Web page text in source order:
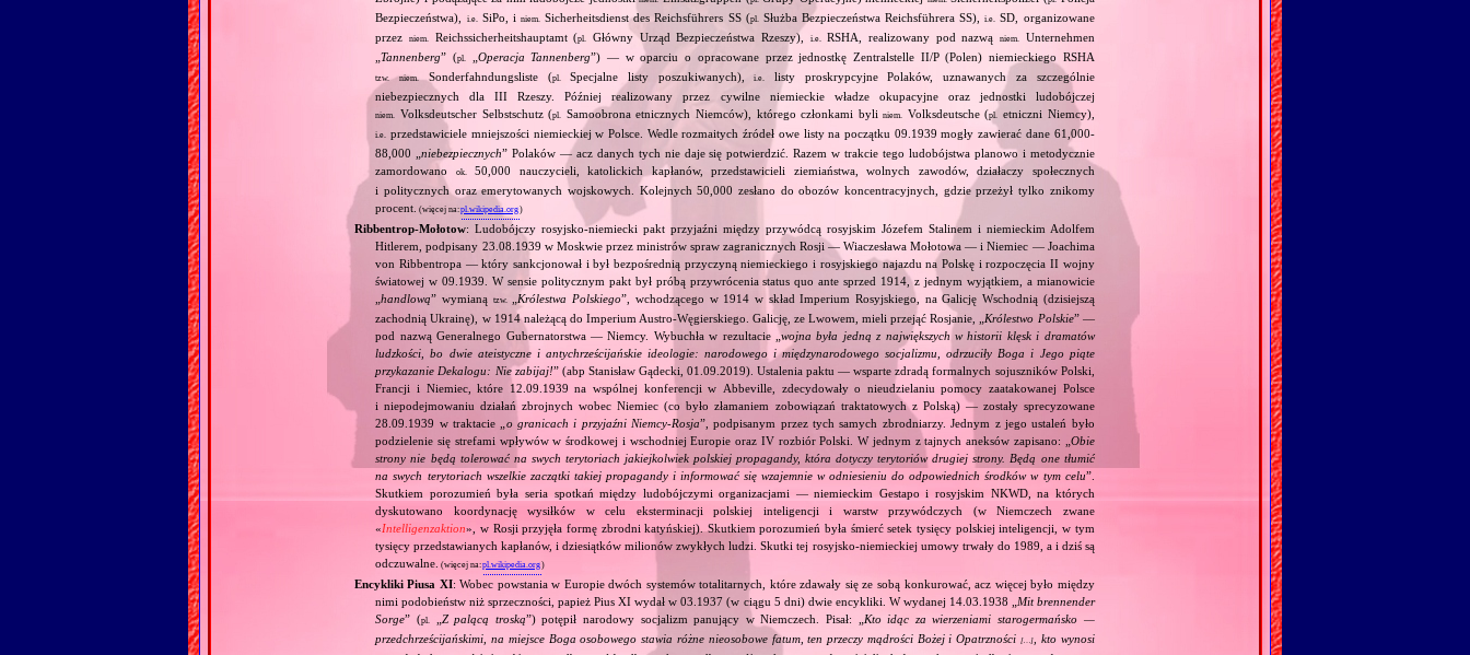
Bezpieczeństwa),
i.e. SiPo, i niem. Sicherheitsdienst des Reichsführers SS (pl. Służba Bezpieczeństwa Reichsführera SS),i.e.
SD, organizowane
przezniem. Reichssicherheitshauptamt (pl. Główny Urząd Bezpieczeństwa Rzeszy), i.e. RSHA, realizowany pod nazwą niem.
Unternehmen
„Tannenberg” (pl. Operacja Tannenberg”) — w oparciu o opracowane przez jednostkę Zentralstelle II/P (Polen) niemieckiego RSHA
tzw. niem. Sonderfahndungsliste (pl. Specjalne listy poszukiwanych),i.e.
listy proskrypcyjne Polaków, uznawanych za szczególnie
niebezpiecznych dla III Rzeszy. Później realizowany przez cywilne niemieckie władze okupacyjne oraz jednostki ludobójczej
niem. Volksdeutscher Selbstschutz (pl. Samoobrona etnicznych Niemców), którego członkami byliniem. Volksdeutsche (pl. etniczni Niemcy),
i.e.
przedstawiciele mniejszości niemieckiej w Polsce. Wedle rozmaitych źródeł owe listy na początku 09.1939 mogły zawierać dane 61,000‐
88,000 „niebezpiecznych” Polaków — acz danych tych nie daje się potwierdzić. Razem w trakcie tego ludobójstwa planowo i metodycznie
zamordowano
ok.
50,000 nauczycieli, katolickich kapłanów, przedstawicieli ziemiaństwa, wolnych zawodów, działaczy społecznych
i politycznych oraz emerytowanych wojskowych. Kolejnych 50,000 zesłano do obozów koncentracyjnych, gdzie przeżył tylko znikomy
procent. (więcej na:pl.wikipedia.org)
Ribbentrop‐Mołotow: Ludobójczy rosyjsko‐niemiecki pakt przyjaźni między przywódcą rosyjskim Józefem Stalinem i niemieckim Adolfem
Hitlerem, podpisany 23.08.1939 w Moskwie przez ministrów spraw zagranicznych Rosji — Wiaczesława Mołotowa — i Niemiec — Joachima
von Ribbentropa — który sankcjonował i był bezpośrednią przyczyną niemieckiego i rosyjskiego najazdu na Polskę i rozpoczęcia II wojny
światowej w 09.1939. W sensie politycznym pakt był próbą przywrócenia status quo ante sprzed 1914, z jednym wyjątkiem, a mianowicie
„handlową” wymianą tzw. Królestwa Polskiego”, wchodzącego w 1914 w skład Imperium Rosyjskiego, na Galicję Wschodnią (dzisiejszą
zachodnią Ukrainę), w 1914 należącą do Imperium Austro‐Węgierskiego. Galicję, ze Lwowem, mieli przejąć Rosjanie, „ Królestwo Polskie” —
pod nazwą Generalnego Gubernatorstwa — Niemcy. Wybuchła w rezultacie „wojna była jedną z największych w historii klęsk i dramatów
ludzkości, bo dwie ateistyczne i antychrześcijańskie ideologie: narodowego i międzynarodowego socjalizmu, odrzuciły Boga i Jego piąte
przykazanie Dekalogu: Nie zabijaj!” (abp Stanisław Gądecki, 01.09.2019). Ustalenia paktu — wsparte zdradą formalnych sojuszników Polski,
Francji i Niemiec, które 12.09.1939 na wspólnej konferencji w Abbeville, zdecydowały o nieudzielaniu pomocy zaatakowanej Polsce
i niepodejmowaniu działań zbrojnych wobec Niemiec (co było złamaniem zobowiązań traktatowych z Polską) — zostały sprecyzowane
28.09.1939 w traktacie „ o granicach i przyjaźni Niemcy‐Rosja”, podpisanym przez tych samych zbrodniarzy. Jednym z jego ustaleń było
podzielenie się strefami wpływów w środkowej i wschodniej Europie oraz IV rozbiór Polski. W jednym z tajnych aneksów zapisano: „ Obie
strony nie będą tolerować na swych terytoriach jakiejkolwiek polskiej propagandy, która dotyczy terytoriów drugiej strony. Będą one tłumić
na swych terytoriach wszelkie zaczątki takiej propagandy i informować się wzajemnie w odniesieniu do odpowiednich środków w tym celu”.
Skutkiem porozumień była seria spotkań między ludobójczymi organizacjami — niemieckim Gestapo i rosyjskim NKWD, na których
dyskutowano koordynację wysiłków w celu eksterminacji polskiej inteligencji i warstw przywódczych (w Niemczech zwane
«Intelligenzaktion», w Rosji przyjęła formę zbrodni katyńskiej). Skutkiem porozumień była śmierć setek tysięcy polskiej inteligencji, w tym
tysięcy przedstawianych kapłanów, i dziesiątków milionów zwykłych ludzi. Skutki tej rosyjsko‐niemieckiej umowy trwały do 1989, a i dziś są
odczuwalne. (więcej na:pl.wikipedia.org)
Encykliki Piusa XI: Wobec powstania w Europie dwóch systemów totalitarnych, które zdawały się ze sobą konkurować, acz więcej było między
nimi podobieństw niż sprzeczności, papież Pius XI wydał w 03.1937 (w ciągu 5 dni) dwie encykliki. W wydanej 14.03.1938 „
Mit brennender
Sorge” (pl. Z palącą troską”) potępił narodowy socjalizm panujący w Niemczech. Pisał: „
Kto idąc za wierzeniami starogermańsko —
przedchrześcijańskimi, na miejsce Boga osobowego stawia różne nieosobowe fatum, ten przeczy mądrości Bożej i Opatrzności[…]
, kto wynosi